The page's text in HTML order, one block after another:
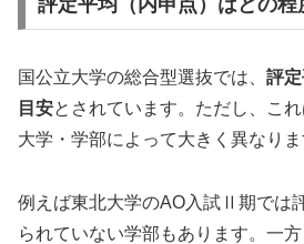
国公立大学の総合型選抜では、 評
目安とされています。ただし、こ
大学・学部によって大きく異なりま
例えば東北大学のAO入試Ⅱ期では
られていない学部もあります。一